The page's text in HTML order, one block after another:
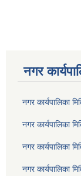
नगर
नगर कार्यपालिका
नगर कार्यपालिका
नगर कार्यपालिका
नगर कार्यपालिका